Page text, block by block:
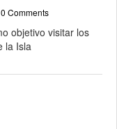
0 Comments
objetivo visitar los
la Isla